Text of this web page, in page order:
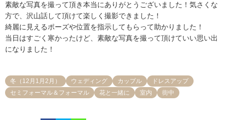
素敵な写真を撮って頂き本当にありがとうございました！気さくな
方で、沢山話して頂けて楽しく撮影できました！
綺麗に見えるポーズや位置を指示してもらって助かりました！
当日はすごく寒かったけど、素敵な写真を撮って頂けていい思い出
になりました！
冬（12月1月2月） ウェディング カップル
ドレスアップ
セミフォーマル＆フォーマル
花と一緒に 室内 街中